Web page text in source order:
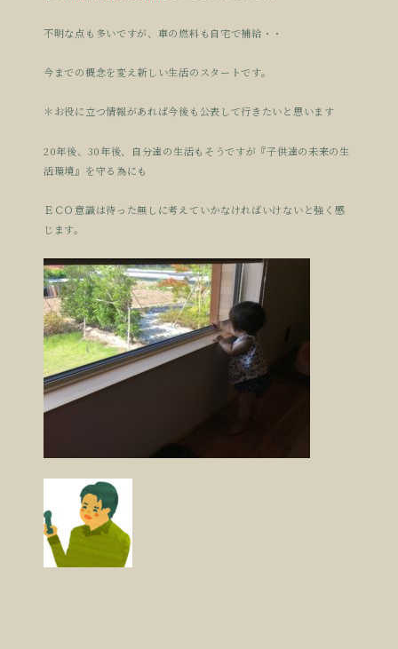
不明な点も多いですが、車の燃料も自宅で補給・・
今までの概念を変え新しい生活のスタートです。
＊お役に立つ情報があれば今後も公表して行きたいと思います
20年後、30年後、自分達の生活もそうですが『子供達の未来の生
活環境』を守る為にも
ＥＣＯ意識は待った無しに考えていかなければいけないと強く感
じます。